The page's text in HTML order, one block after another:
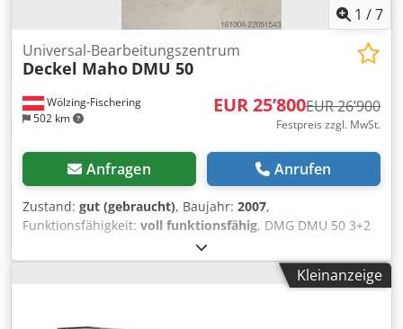
1 /7
Wölzing-Fischering
502 km
Universal-Bearbeitungszentrum
Deckel Maho DMU 50
EUR 25’800EUR 26’900
Festpreis zzgl. MwSt.
Anfragen Anrufen
Zustand: gut (gebraucht), Baujahr: 2007,
Funktionsfähigkeit: voll funktionsfähig, DMG DMU 50 3+2
Achsen SPINDEL überholt 01/2026 Steuerung Heidenhain
iTNC 530 Stunden : 11275h Programm x-Weg 500 mm y-
Weg 450 mm z-Weg 400 mm Steuerung iTNC 530Kleinanzeige